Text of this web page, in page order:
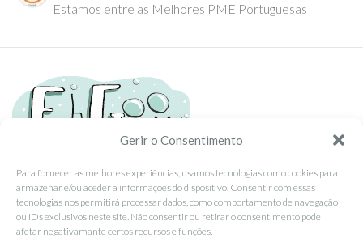
Gerir o Consentimento
Para fornecer as melhores experiências, usamos tecnologias como cookies para
armazenar e/ou aceder a informações do dispositivo. Consentir com essas
tecnologias nos permitirá processar dados, como comportamento de navegação
ou IDs exclusivos neste site. Não consentir ou retirar o consentimento pode
afetar negativamante certos recursos e funções.
Estamos entre as Melhores PME Portuguesas
Tel: (351) 234095278 Custo de Chamada para Rede Fixa Nacional
Email: info@ehgoom.com
Rua José Afonso, Nº 50, 3800-438 Aveiro, Portugal